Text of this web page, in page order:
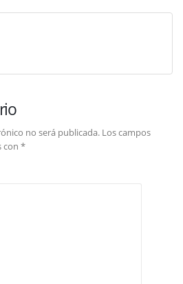
no será publicada. Los campos
con *